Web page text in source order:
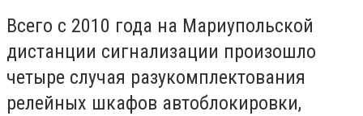
Всего с 2010 года на Мариупольской
дистанции сигнализации произошло
четыре случая разукомплектования
релейных шкафов автоблокировки,